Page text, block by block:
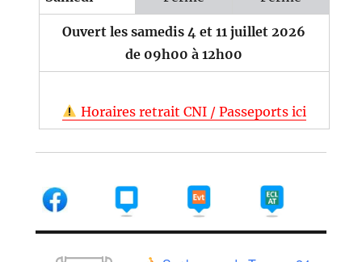
Ouvert les samedis 4 et 11 juillet 2026
de 09h00 à 12h00
Horaires retrait CNI / Passeports ici